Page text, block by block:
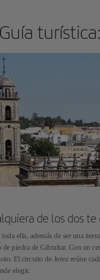
Guía
de los dos te
ella, además de ser una
piedra de Gibraltar. Con un
El circuito de Jerez reúne
elegir.